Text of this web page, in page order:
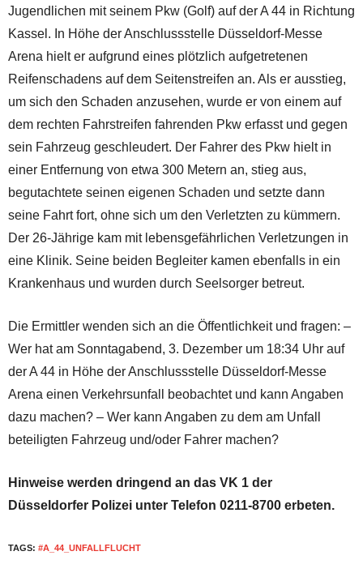
Jugendlichen mit seinem Pkw (Golf) auf der A 44 in Richtung
Kassel. In Höhe der Anschlussstelle Düsseldorf-Messe
Arena hielt er aufgrund eines plötzlich aufgetretenen
Reifenschadens auf dem Seitenstreifen an. Als er ausstieg,
um sich den Schaden anzusehen, wurde er von einem auf
dem rechten Fahrstreifen fahrenden Pkw erfasst und gegen
sein Fahrzeug geschleudert. Der Fahrer des Pkw hielt in
einer Entfernung von etwa 300 Metern an, stieg aus,
begutachtete seinen eigenen Schaden und setzte dann
seine Fahrt fort, ohne sich um den Verletzten zu kümmern.
Der 26-Jährige kam mit lebensgefährlichen Verletzungen in
eine Klinik. Seine beiden Begleiter kamen ebenfalls in ein
Krankenhaus und wurden durch Seelsorger betreut.
Die Ermittler wenden sich an die Öffentlichkeit und fragen: –
Wer hat am Sonntagabend, 3. Dezember um 18:34 Uhr auf
der A 44 in Höhe der Anschlussstelle Düsseldorf-Messe
Arena einen Verkehrsunfall beobachtet und kann Angaben
dazu machen? – Wer kann Angaben zu dem am Unfall
beteiligten Fahrzeug und/oder Fahrer machen?
Hinweise werden dringend an das VK 1 der
Düsseldorfer Polizei unter Telefon 0211-8700 erbeten.
TAGS: #A_44_UNFALLFLUCHT